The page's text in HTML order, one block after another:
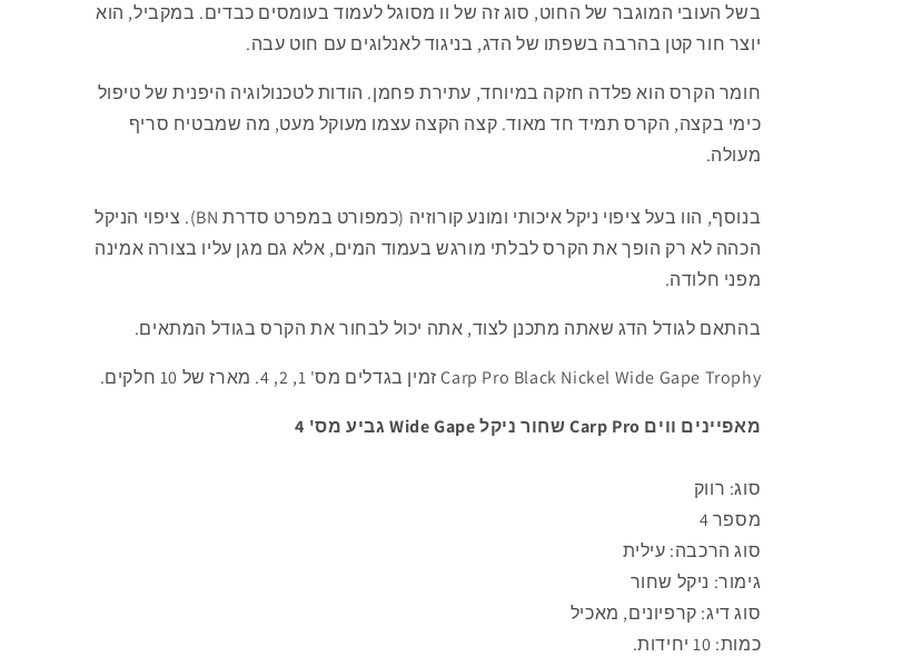
בשל העובי המוגבר של החוט, סוג זה של וו מסוגל לעמוד בעומסים כבדים. במקביל, הוא
יוצר חור קטן בהרבה בשפתו של הדג, בניגוד לאנלוגים עם חוט עבה.
חומר הקרס הוא פלדה חזקה במיוחד, עתירת פחמן. הודות לטכנולוגיה היפנית של טיפול
כימי בקצה, הקרס תמיד חד מאוד. קצה הקצה עצמו מעוקל מעט, מה שמבטיח סריף
מעולה.
בנוסף, הוו בעל ציפוי ניקל איכותי ומונע קורוזיה (כמפורט במפרט סדרת BN). ציפוי הניקל
הכהה לא רק הופך את הקרס לבלתי מורגש בעמוד המים, אלא גם מגן עליו בצורה אמינה
מפני חלודה.
בהתאם לגודל הדג שאתה מתכנן לצוד, אתה יכול לבחור את הקרס בגודל המתאים.
Carp Pro Black Nickel Wide Gape Trophy זמין בגדלים מס' 1, 2, 4. מארז של 10 חלקים.
מאפיינים ווים Carp Pro שחור ניקל Wide Gape גביע מס' 4
סוג: רווק
מספר 4
סוג הרכבה: עילית
גימור: ניקל שחור
סוג דיג: קרפיונים, מאכיל
כמות: 10 יחידות.